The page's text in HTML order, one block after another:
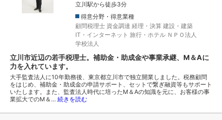
立川駅から徒歩3分
得意分野・得意業種
顧問税理士 資金調達 経理・決算 建設・建築
IT・インターネット 旅行・ホテル ＮＰＯ法人
学校法人
立川市近辺の若手税理士。補助金・助成金や事業承継、M＆Aに
力を入れています。
大手監査法人に10年勤務後、東京都立川市で独立開業しました。税務顧問
をはじめ、補助金・助成金の申請サポート、セットで繋ぎ融資等もサポート
いたします。また、監査法人時代に培ったM＆Aの知識を元に、お客様の事
業拡大でのM＆… 続きを読む